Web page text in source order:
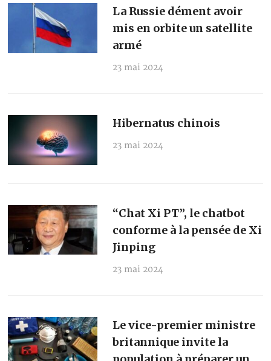
La Russie dément avoir
mis en orbite un satellite
armé
23 mai 2024
Hibernatus chinois
23 mai 2024
“Chat Xi PT”, le chatbot
conforme à la pensée de Xi
Jinping
23 mai 2024
Le vice-premier ministre
britannique invite la